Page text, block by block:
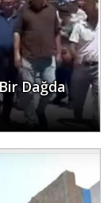
Dağda